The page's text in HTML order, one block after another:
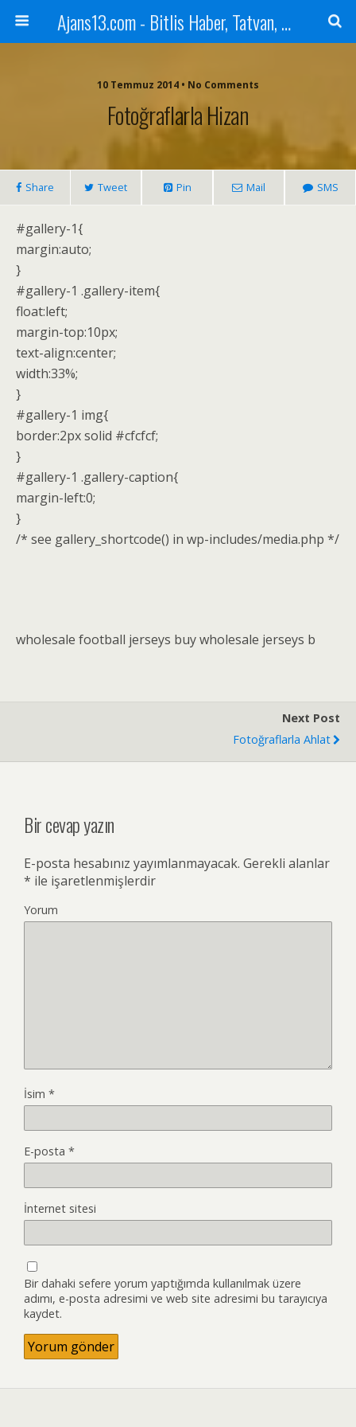
Ajans13.com - Bitlis Haber, Tatvan, Ahlat, Adilcevaz, Mutki, Hizan, Güroymak, Gazete, Ajans, 13, Haber
10 Temmuz 2014 • No Comments
Fotoğraflarla Hizan
Share Tweet Pin Mail SMS
#gallery-1{
margin:auto;
}
#gallery-1 .gallery-item{
float:left;
margin-top:10px;
text-align:center;
width:33%;
}
#gallery-1 img{
border:2px solid #cfcfcf;
}
#gallery-1 .gallery-caption{
margin-left:0;
}
/* see gallery_shortcode() in wp-includes/media.php */
wholesale football jerseys buy wholesale jerseys b
Next Post
Fotoğraflarla Ahlat
Bir cevap yazın
E-posta hesabınız yayımlanmayacak. Gerekli alanlar
* ile işaretlenmişlerdir
Yorum
İsim *
E-posta *
İnternet sitesi
Bir dahaki sefere yorum yaptığımda kullanılmak üzere
adımı, e-posta adresimi ve web site adresimi bu tarayıcıya
kaydet.